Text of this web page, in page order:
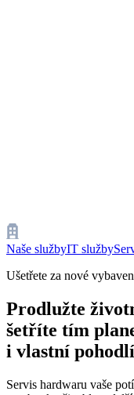
Naše službyIT služby
Ušetřete za nové
Prodlužte
šetříte tím
i vlastní
Servis hardwaru vaše